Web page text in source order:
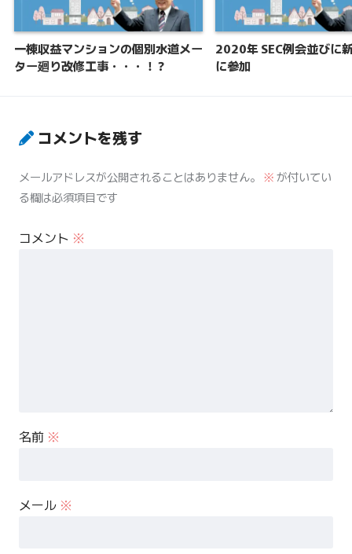
一棟収益マンションの個別水道メー
ター廻り改修工事・・・！？
2020年 SEC例会並びに
に参加
コメントを残す
メールアドレスが公開されることはありません。 ※が付いてい
る欄は必須項目です
コメント ※
名前 ※
メール ※